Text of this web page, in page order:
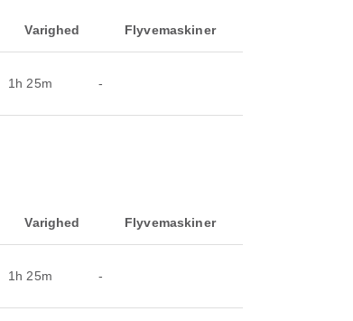
Varighed Flyvemaskiner
1h 25m -
Varighed Flyvemaskiner
1h 25m -